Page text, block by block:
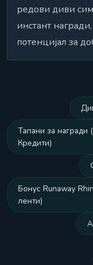
редови диви
инстант
потенцијал за
Тапани за
Кредити)
Бонус Runaway
ленти)